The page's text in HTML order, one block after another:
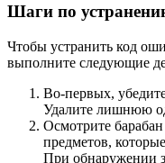
Шаги по
Чтобы устранить код
выполните следующие
Во-первых,
Удалите лишнюю
Осмотрите
предметов,
При обнаружении